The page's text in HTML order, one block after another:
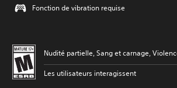
Fonction de vibration requise
Nudité partielle, Sang et carnage,
Les utilisateurs interagissent